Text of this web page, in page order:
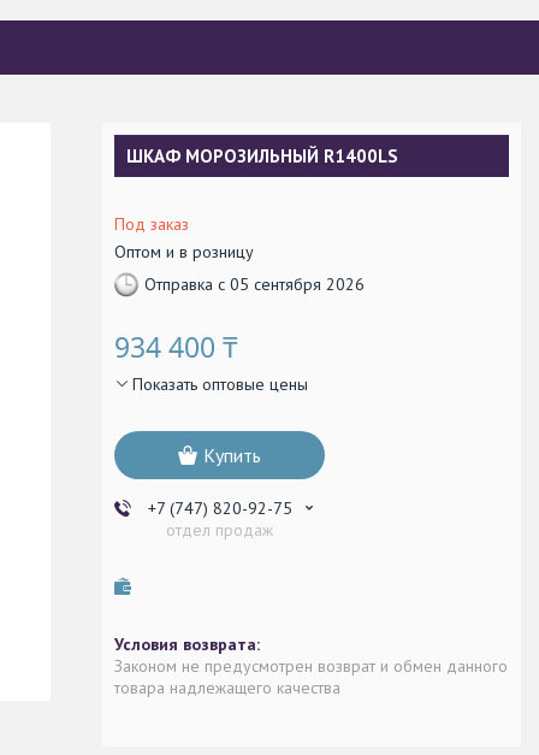
ШКАФ МОРОЗИЛЬНЫЙ R1400LS
Под заказ
Оптом и в розницу
Отправка с 05 сентября 2026
934 400 ₸
Показать оптовые цены
Купить
+7 (747) 820-92-75
отдел продаж
Законом не предусмотрен возврат и обмен данного
товара надлежащего качества